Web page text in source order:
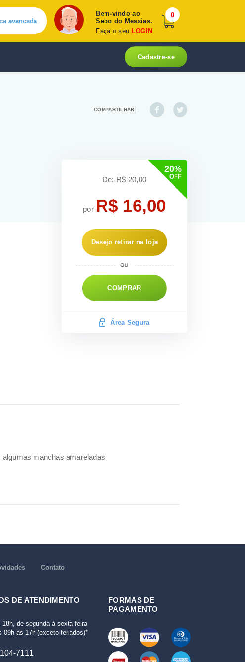
avancada
Bem-vindo ao
Sebo do Messias.
Faça o seu LOGIN
0
Cadastre-se
COMPARTILHAR:
20%
OFF
De: R$ 20,00
por R$ 16,00
Desejo retirar na loja
COMPRAR
Área Segura
manchas amareladas
Contato
DE ATENDIMENTO
18h, de segunda à sexta-feira
09h às 17h (exceto feriados)*
7111
FORMAS DE
PAGAMENTO